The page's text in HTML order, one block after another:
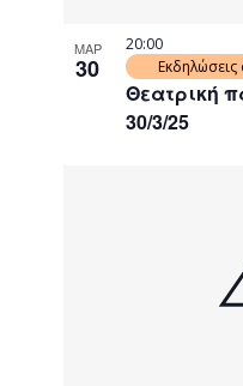
ΜΑΡ
30
Θεατρική
30/3/25
20:00